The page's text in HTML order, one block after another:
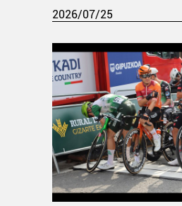
2026/07/25